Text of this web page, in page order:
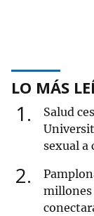
LO MÁS
1
Salud
sexual a
2
millones